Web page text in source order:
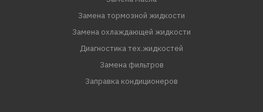
Замена тормозной жидкости
Замена охлаждающей жидкости
Диагностика тех.жидкостей
Замена фильтров
Заправка кондиционеров